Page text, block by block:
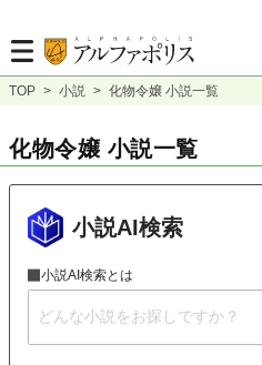
TOP > 小説 > 化物令嬢 小説一覧
化物令嬢 小説一覧
小説AI検索
小説AI検索とは